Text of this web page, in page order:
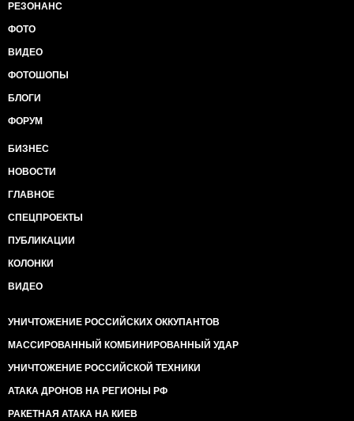
РЕЗОНАНС
ФОТО
ВИДЕО
ФОТОШОПЫ
БЛОГИ
ФОРУМ
БИЗНЕС
НОВОСТИ
ГЛАВНОЕ
СПЕЦПРОЕКТЫ
ПУБЛИКАЦИИ
КОЛОНКИ
ВИДЕО
УНИЧТОЖЕНИЕ РОССИЙСКИХ ОККУПАНТОВ
МАССИРОВАННЫЙ КОМБИНИРОВАННЫЙ УДАР
УНИЧТОЖЕНИЕ РОССИЙСКОЙ ТЕХНИКИ
АТАКА ДРОНОВ НА РЕГИОНЫ РФ
РАКЕТНАЯ АТАКА НА КИЕВ